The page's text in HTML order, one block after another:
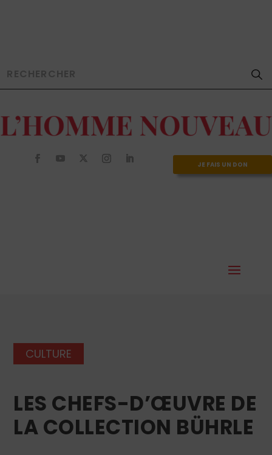
JE FAIS UN DON
CULTURE
LES CHEFS-D’ŒUVRE DE
LA COLLECTION BÜHRLE